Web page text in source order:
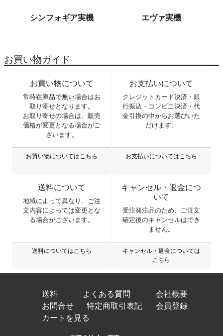
シンフォギア実機 エヴァ実機
お買い物ガイド
お買い物について
常時在庫品で無い場合はお
取り寄せとなります。
お取り寄せの場合は、販売
価格が変更となる場合がご
ざいます。
お買い物についてはこちら
お支払いについて
クレジットカード決済・銀
行振込・コンビニ決済・代
金引換の中からお選びいた
だけます。
お支払いについてはこちら
送料について
地域によって異なり、ご注
文内容によっては変更とな
る場合がございます。
送料についてはこちら
キャンセル・返金につ
いて
受注発注品のため、ご注文
確定後のキャンセルはでき
ません。
キャンセル・返金については
こちら
送料 よくある質問
会社概要
お問合せ
特定商取引表記
会員登録
カートを見る